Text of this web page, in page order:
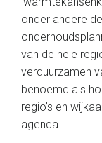
onder andere
van de hele
verduurzamen
benoemd als
regio’s en
agenda.